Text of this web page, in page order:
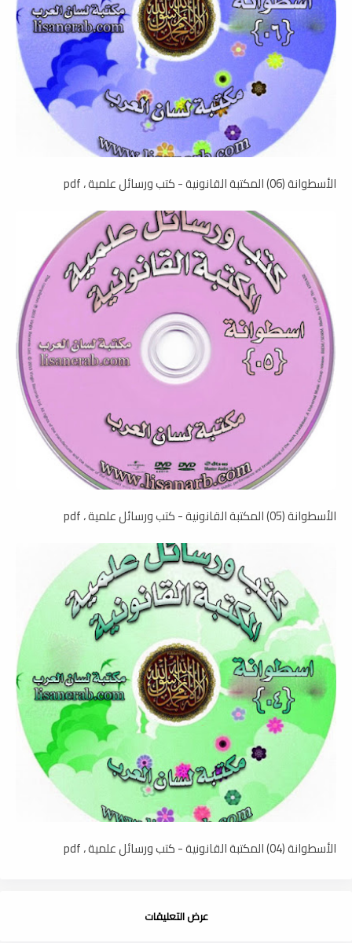
الأسطوانة (06) المكتبة القانونية - كتب ورسائل علمية ، pdf
الأسطوانة (05) المكتبة القانونية - كتب ورسائل علمية ، pdf
الأسطوانة (04) المكتبة القانونية - كتب ورسائل علمية ، pdf
عرض التعليقات